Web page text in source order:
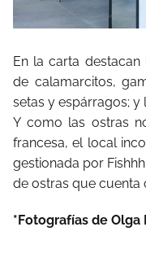
En la carta destacan
de calamarcitos,
setas y espárragos; y
Y como las ostras
francesa, el local
gestionada por
de ostras que cuenta
*Fotografías de Olga